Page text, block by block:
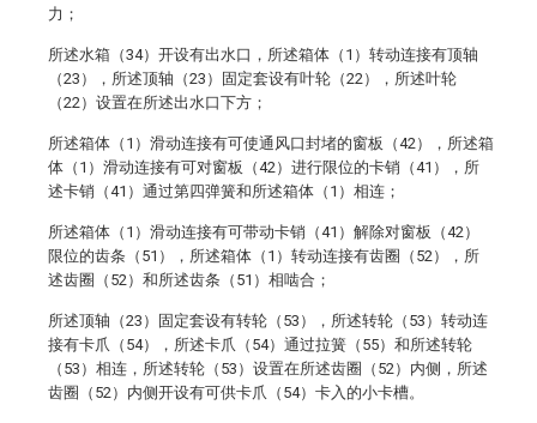
力；
所述水箱（34）开设有出水口，所述箱体（1）转动连接有顶轴
（23），所述顶轴（23）固定套设有叶轮（22），所述叶轮
（22）设置在所述出水口下方；
所述箱体（1）滑动连接有可使通风口封堵的窗板（42），所述箱
体（1）滑动连接有可对窗板（42）进行限位的卡销（41），所
述卡销（41）通过第四弹簧和所述箱体（1）相连；
所述箱体（1）滑动连接有可带动卡销（41）解除对窗板（42）
限位的齿条（51），所述箱体（1）转动连接有齿圈（52），所
述齿圈（52）和所述齿条（51）相啮合；
所述顶轴（23）固定套设有转轮（53），所述转轮（53）转动连
接有卡爪（54），所述卡爪（54）通过拉簧（55）和所述转轮
（53）相连，所述转轮（53）设置在所述齿圈（52）内侧，所述
齿圈（52）内侧开设有可供卡爪（54）卡入的小卡槽。